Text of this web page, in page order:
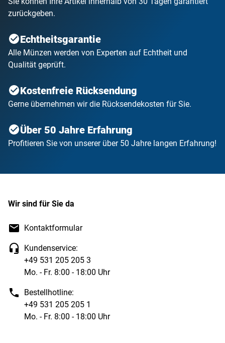
zurückgeben.
Echtheitsgarantie
Alle Münzen werden von Experten auf Echtheit und
Qualität geprüft.
Kostenfreie Rücksendung
Gerne übernehmen wir die Rücksendekosten für Sie.
Über 50 Jahre Erfahrung
Profitieren Sie von unserer über 50 Jahre langen Erfahrung!
Wir sind für Sie da
Kontaktformular
Kundenservice:
+49 531 205 205 3
Mo. - Fr. 8:00 - 18:00 Uhr
Bestellhotline:
+49 531 205 205 1
Mo. - Fr. 8:00 - 18:00 Uhr